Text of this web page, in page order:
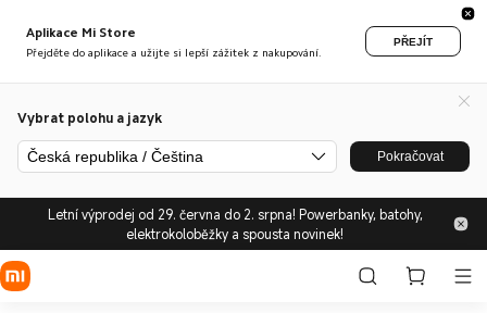
Aplikace Mi Store
Přejděte do aplikace a užijte si lepší zážitek z nakupování.
PŘEJÍT
Vybrat polohu a jazyk
Česká republika / Čeština Pokračovat
Letní výprodej od 29. června do 2. srpna! Powerbanky, batohy,
elektrokoloběžky a spousta novinek!